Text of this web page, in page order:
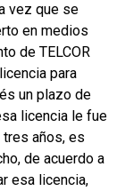
vez que se
en medios
de TELCOR
para
un plazo de
licencia le fue
años, es
de acuerdo a
esa licencia,